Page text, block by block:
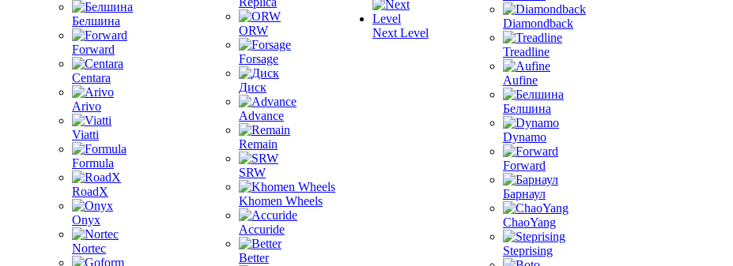
Белшина
Forward
Centara
Arivo
Viatti
Formula
RoadX
Onyx
Nortec
ORW
Forsage
Диск
Advance
Remain
SRW
Khomen Wheels
Accuride
Better
Next Level
Diamondback
Treadline
Aufine
Белшина
Dynamo
Forward
Барнаул
ChaoYang
Steprising